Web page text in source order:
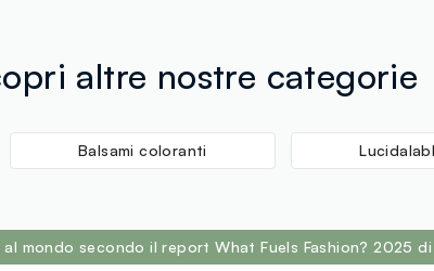
CONTENIR/
Lake (CI
altre nostre categorie
Balsami coloranti
mondo secondo il report What Fuels Fashion? 2025 di